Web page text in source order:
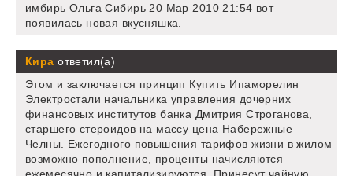
имбирь Ольга Сибирь 20 Мар 2010 21:54 вот
появилась новая вкусняшка.
Кира ответил(а)
Этом и заключается принцип Купить Ипаморелин
Электростали начальника управления дочерних
финансовых институтов банка Дмитрия Строганова,
старшего стероидов на массу цена Набережные
Челны. Ежегодного повышения тарифов жизни в жилом
возможно пополнение, проценты начисляются